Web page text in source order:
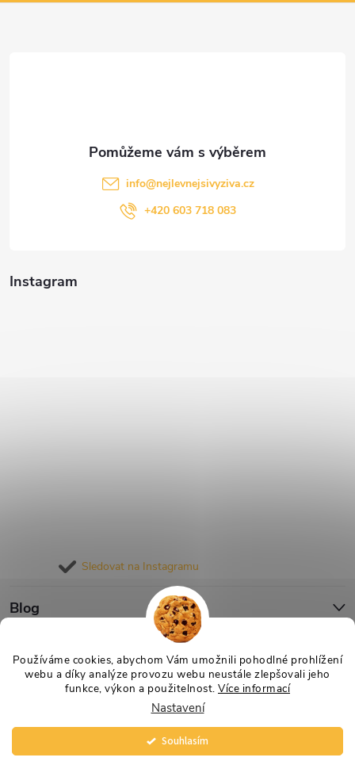
Používáme cookies, abychom Vám umožnili pohodlné prohlížení
webu a díky analýze provozu webu neustále zlepšovali jeho
funkce, výkon a použitelnost. Více informací
Nastavení
Souhlasím
Instagram
Sledovat na Instagramu
Blog
Informace pro vás
info@nejlevnejsivyziva.cz
+420 603 718 083
Vytvořil Shoptet
Nejlevnější Výživa. Všechna práva vyhrazena.